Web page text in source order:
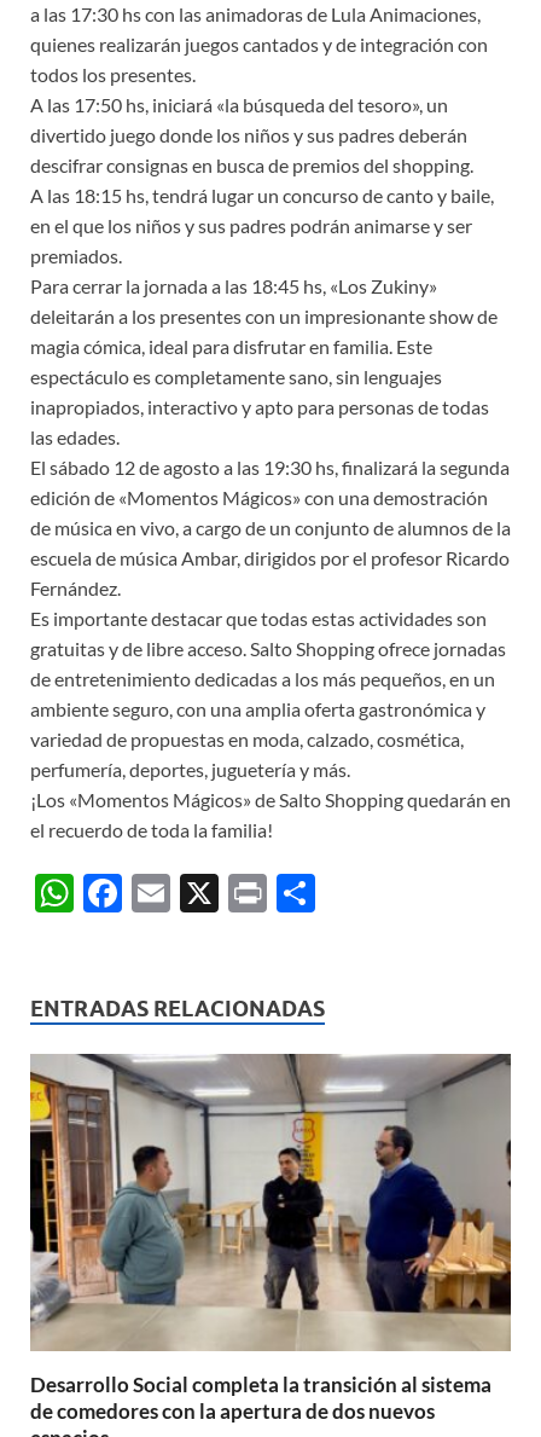
a las 17:30 hs con las animadoras de Lula Animaciones,
quienes realizarán juegos cantados y de integración con
todos los presentes.
A las 17:50 hs, iniciará «la búsqueda del tesoro», un
divertido juego donde los niños y sus padres deberán
descifrar consignas en busca de premios del shopping.
A las 18:15 hs, tendrá lugar un concurso de canto y baile,
en el que los niños y sus padres podrán animarse y ser
premiados.
Para cerrar la jornada a las 18:45 hs, «Los Zukiny»
deleitarán a los presentes con un impresionante show de
magia cómica, ideal para disfrutar en familia. Este
espectáculo es completamente sano, sin lenguajes
inapropiados, interactivo y apto para personas de todas
las edades.
El sábado 12 de agosto a las 19:30 hs, finalizará la segunda
edición de «Momentos Mágicos» con una demostración
de música en vivo, a cargo de un conjunto de alumnos de la
escuela de música Ambar, dirigidos por el profesor Ricardo
Fernández.
Es importante destacar que todas estas actividades son
gratuitas y de libre acceso. Salto Shopping ofrece jornadas
de entretenimiento dedicadas a los más pequeños, en un
ambiente seguro, con una amplia oferta gastronómica y
variedad de propuestas en moda, calzado, cosmética,
perfumería, deportes, juguetería y más.
¡Los «Momentos Mágicos» de Salto Shopping quedarán en
el recuerdo de toda la familia!
W
s
A
p
p
F
b
o
o
E
X
P
p
ar
ti
r
ENTRADAS RELACIONADAS
Desarrollo Social completa la transición al sistema
de comedores con la apertura de dos nuevos